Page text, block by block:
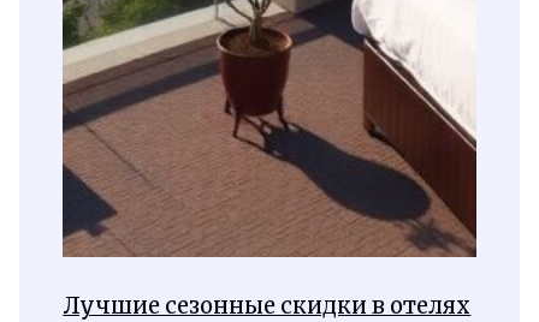
Лучшие сезонные скидки в отелях